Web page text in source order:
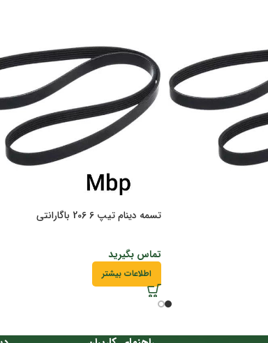
تسمه دینام تیپ 6 206 باگارانتی
تماس بگیرید
اطلاعات بیشتر